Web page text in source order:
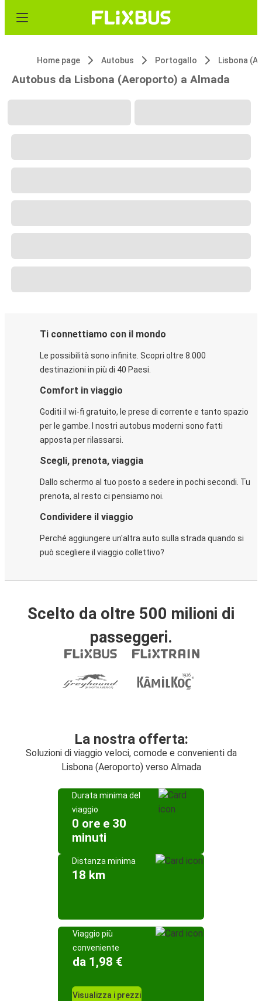
Home page Autobus Portogallo Lisbona
Autobus da Lisbona (Aeroporto) a Almada
Ti connettiamo con il mondo
Le possibilità sono infinite. Scopri oltre 8.000
destinazioni in più di 40 Paesi.
Comfort in viaggio
Goditi il wi-fi gratuito, le prese di corrente e tanto spazio
per le gambe. I nostri autobus moderni sono fatti
apposta per rilassarsi.
Scegli, prenota, viaggia
Dallo schermo al tuo posto a sedere in pochi secondi. Tu
prenota, al resto ci pensiamo noi.
Condividere il viaggio
Perché aggiungere un'altra auto sulla strada quando si
può scegliere il viaggio collettivo?
Scelto da oltre 500 milioni di
passeggeri.
La nostra offerta:
Soluzioni di viaggio veloci, comode e convenienti da
Lisbona (Aeroporto) verso Almada
Durata minima del
viaggio
0 ore e 30
minuti
Distanza minima
18 km
Viaggio più
conveniente
da 1,98 €
Visualizza i prezzi